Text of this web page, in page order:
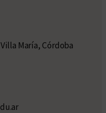
María, Córdoba